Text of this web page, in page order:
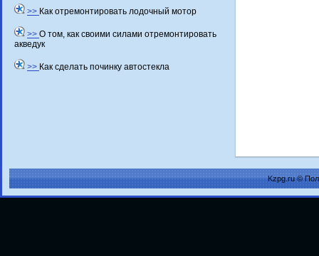
>> Как отремонтировать лодочный мотор
>> О том, как своими силами отремонтировать
акведук
>> Как сделать починку автостекла
Kzpg.ru ©